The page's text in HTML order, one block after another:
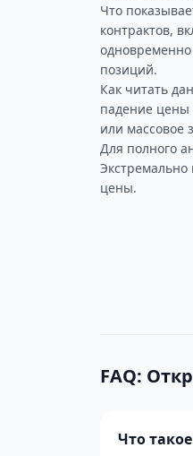
Что
контрактов,
позиций.
Как читать
падение цены
или массовое
Для полного
Экстремально
цены.
FAQ:
Что